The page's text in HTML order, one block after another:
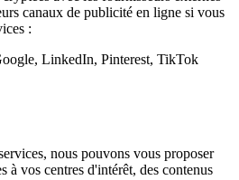
canaux de publicité en ligne si vous
:
LinkedIn, Pinterest, TikTok
nous pouvons vous proposer
à vos centres d'intérêt, des contenus